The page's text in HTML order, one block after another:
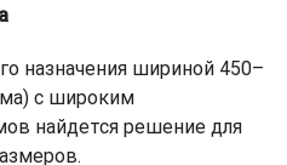
назначения шириной 450–
с широким
найдется решение для